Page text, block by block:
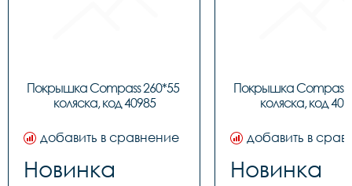
Покрышка Compass 260*55
коляска, код 40985
добавить в сравнение
Новинка
Покрышка Compass
коляска, код
добавить в
Новинка